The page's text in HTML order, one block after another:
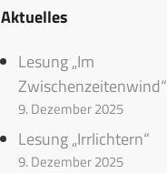
Aktuelles
Lesung „Im
Zwischenzeitenwind“
9. Dezember 2025
Lesung „Irrlichtern“
9. Dezember 2025